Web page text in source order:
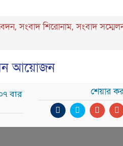
,সংবাদ শিরোনাম,সংবাদ
আয়োজন
বার
শেয়ার